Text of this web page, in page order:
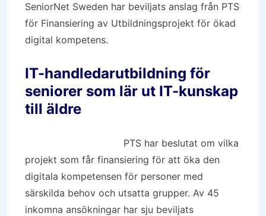
SeniorNet Sweden har beviljats anslag från PTS
för Finansiering av Utbildningsprojekt för ökad
digital kompetens.
IT-handledarutbildning för
seniorer som lär ut IT-kunskap
till äldre
PTS har beslutat om vilka
projekt som får finansiering för att öka den
digitala kompetensen för personer med
särskilda behov och utsatta grupper. Av 45
inkomna ansökningar har sju beviljats